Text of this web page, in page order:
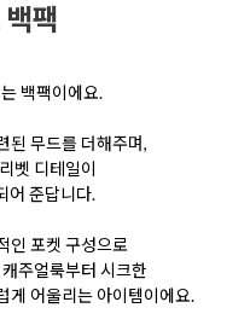
팩
백팩이에요.
된 무드를 더해주며,
벳 디테일이
어 준답니다.
인 포켓 구성으로
주얼룩부터 시크한
게 어울리는 아이템이에요.